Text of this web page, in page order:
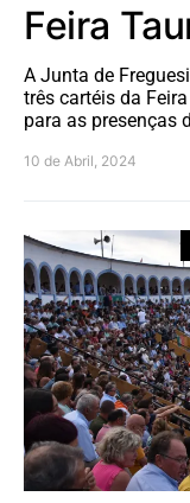
Feira
A Junta de
três cartéis da
para as presenças
10 de Abril, 2024